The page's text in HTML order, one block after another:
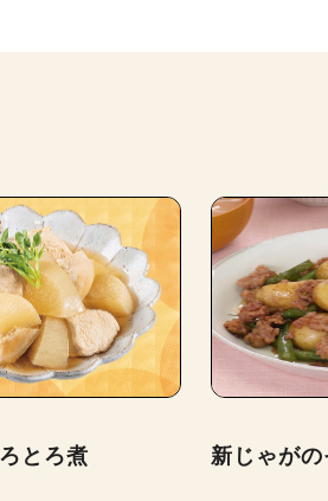
とろ煮 新じゃが